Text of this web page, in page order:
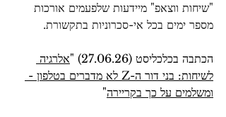
"שיחות ווצאפ" מיידעות שלפעמים אורכות
מספר ימים בכל אי-סכרוניות בתקשורת.
הכתבה בכלכליסט (27.06.26) "
אלרגיה
לשיחות: בני דור ה-Z לא מדברים בטלפון -
ומשלמים על כך בקריירה"